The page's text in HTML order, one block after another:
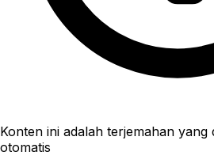
Konten ini adalah terjemahan yang
otomatis